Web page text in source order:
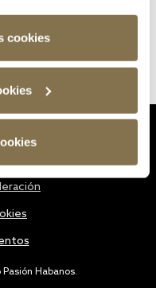
cookies
Habanos.